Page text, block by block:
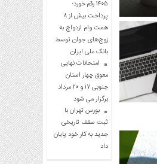
۱۴۰۵ رقم خورد؛
پرداخت بیش از ۸
همت وام ازدواج به
زوج‌های جوان توسط
بانک ملی ایران
امتحانات نهایی
معوق چهار استان
جنوبی ۱۷ و ۲۰ مرداد
برگزار می شود
بورس تهران با
ثبت سقف تاریخی
جدید به کار خود پایان
داد